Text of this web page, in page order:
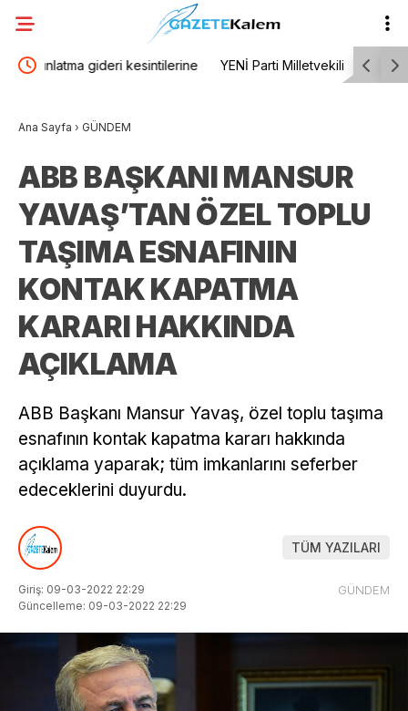
YENİ Parti Milletvekili Derici: “Çerçeve yasa TBMM
razı
olsun”
Ana Sayfa › GÜNDEM
ABB BAŞKANI MANSUR
YAVAŞ’TAN ÖZEL TOPLU
TAŞIMA ESNAFININ
KONTAK KAPATMA
KARARI HAKKINDA
AÇIKLAMA
ABB Başkanı Mansur Yavaş, özel toplu taşıma
esnafının kontak kapatma kararı hakkında
açıklama yaparak; tüm imkanlarını seferber
edeceklerini duyurdu.
TÜM YAZILARI
Giriş: 09-03-2022 22:29
Güncelleme: 09-03-2022 22:29
GÜNDEM